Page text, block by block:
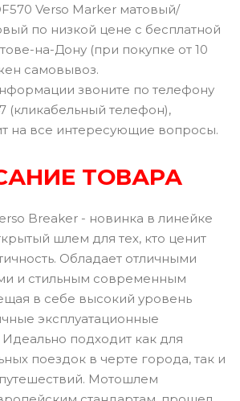
Verso Marker матовый/
по низкой цене с бесплатной
на-Дону (при покупке от 10
самовывоз.
звоните по телефону
(кликабельный телефон),
на все интересующие вопросы.
ТОВАРА
Breaker - новинка в линейке
шлем для тех, кто ценит
Обладает отличными
и стильным современным
в себе высокий уровень
эксплуатационные
Идеально подходит как для
поездок в черте города, так и
Мотошлем